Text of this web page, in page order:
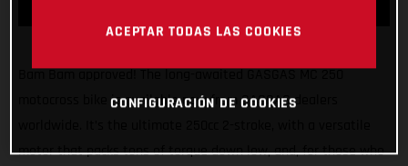
Bam Bam approved! The long-awaited GASGAS MC 250
motocross bike is available now from GASGAS dealers
motor that packs tons of torque down low, and, for those who
ACEPTAR TODAS LAS COOKIES
CONFIGURACIÓN DE COOKIES